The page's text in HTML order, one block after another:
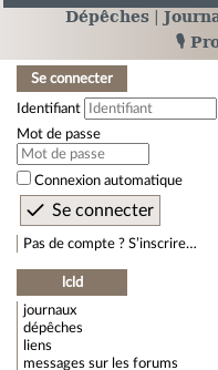
Dépêches
🎙️
Se connecter
Identifiant
Mot de passe
Connexion automatique
Pas de compte ? S’inscrire…
lcld
journaux
dépêches
liens
messages sur les forums